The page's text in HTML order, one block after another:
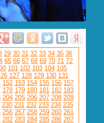
29 30 31 32 33 34 35 36
65 66 67 68 69 70 71 72
101 102 103 104 105
127 128 129 130 131
152 153 154 155 156 157
178 179 180 181 182 183
204 205 206 207 208 209
230 231 232 233 234 235
256 257 258 259 260 261
282 283 284 285 286 287